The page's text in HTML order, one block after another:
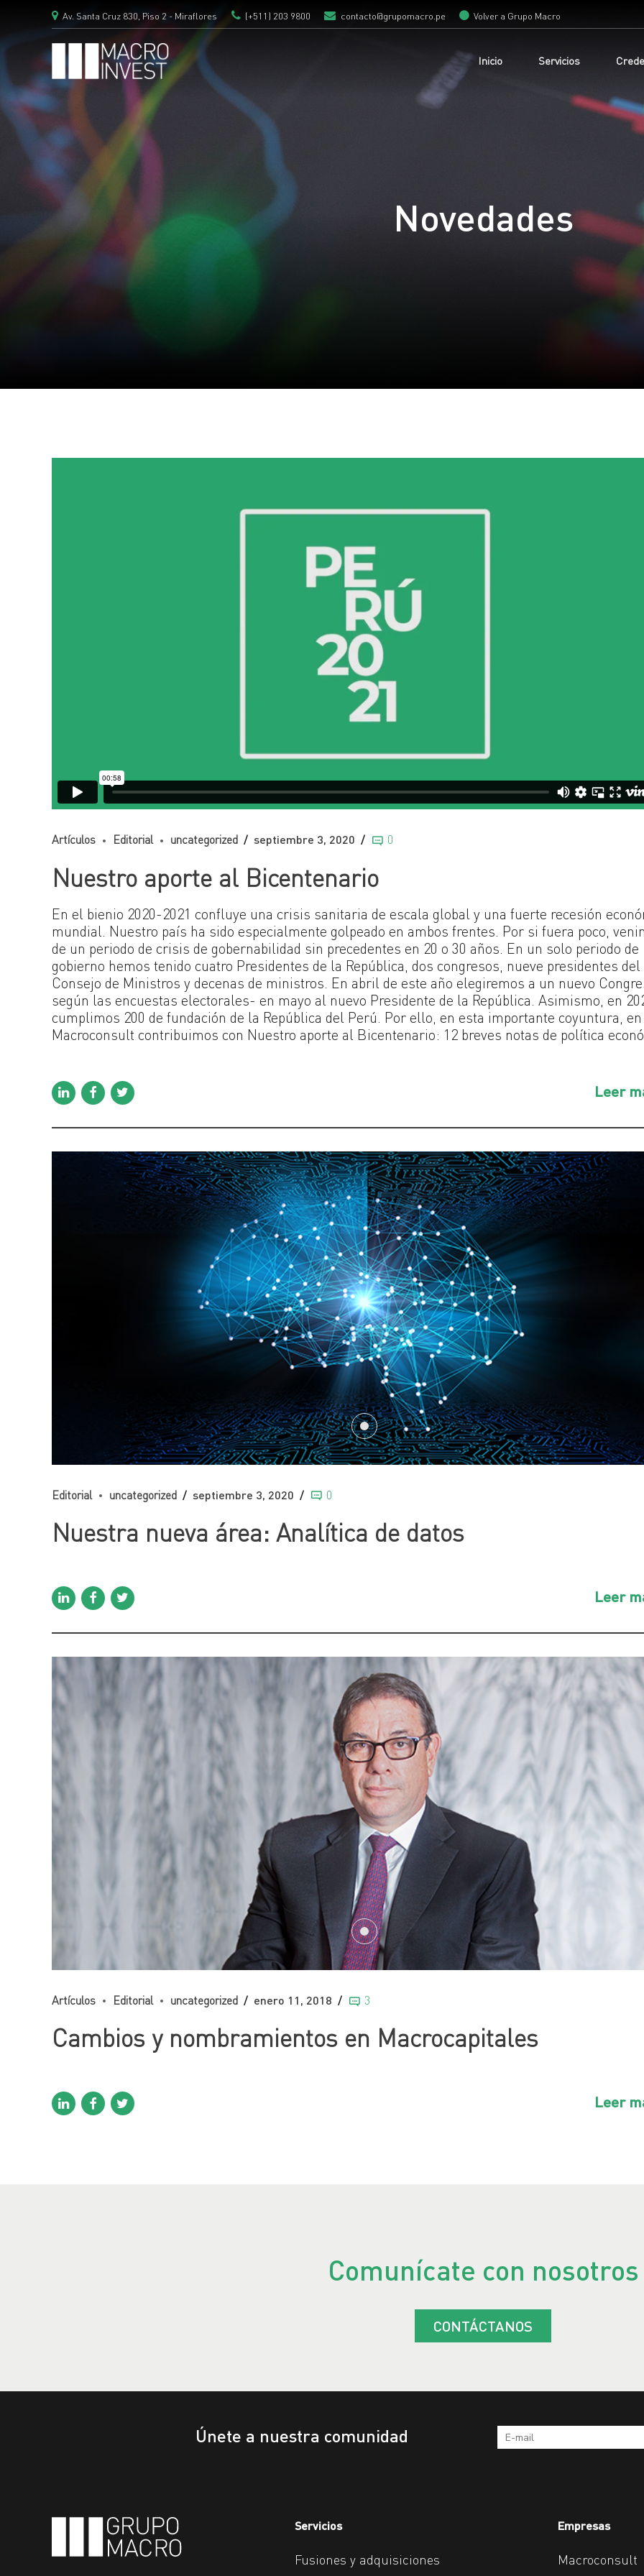
Av. Santa Cruz 830, Piso 2 - Miraflores (+511) 203 9800 contacto@grupomacro.pe Volver a Grupo Macro
Inicio Servicios
Novedades
Artículos Editorial uncategorized septiembre 3, 2020 0
Nuestro aporte al Bicentenario
En el bienio 2020-2021 confluye una crisis sanitaria de escala global y una fuerte recesión
mundial. Nuestro país ha sido especialmente golpeado en ambos frentes. Por si fuera poco,
de un periodo de crisis de gobernabilidad sin precedentes en 20 o 30 años. En un solo periodo de
gobierno hemos tenido cuatro Presidentes de la República, dos congresos, nueve presidentes del
Consejo de Ministros y decenas de ministros. En abril de este año elegiremos a un nuevo
según las encuestas electorales- en mayo al nuevo Presidente de la República. Asimismo, en
cumplimos 200 de fundación de la República del Perú. Por ello, en esta importante coyuntura, en
Macroconsult contribuimos con Nuestro aporte al Bicentenario: 12 breves notas de política
Leer
Editorial uncategorized septiembre 3, 2020 0
Nuestra nueva área: Analítica de datos
Leer
Artículos Editorial uncategorized enero 11, 2018 3
Cambios y nombramientos en Macrocapitales
Leer
Comunícate con nosotros
CONTÁCTANOS
Únete a nuestra comunidad
Servicios
Fusiones y adquisiciones
Empresas
Macroconsult